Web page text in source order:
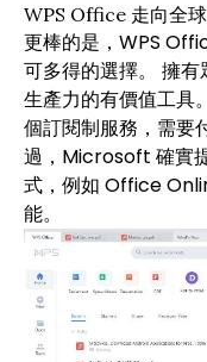
WPS Office 走向全球
更棒的是，WPS
可多得的選擇。 擁
生產力的有價值工
個訂閱制服務，需要
過，Microsoft 確實
式，例如 Office
能。